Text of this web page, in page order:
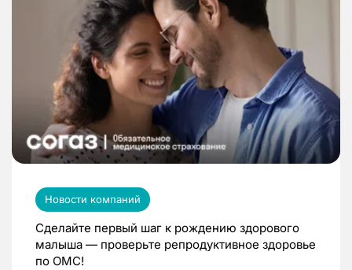
Новости компаний
Сделайте первый шаг к рождению здорового
малыша — проверьте репродуктивное здоровье
по ОМС!